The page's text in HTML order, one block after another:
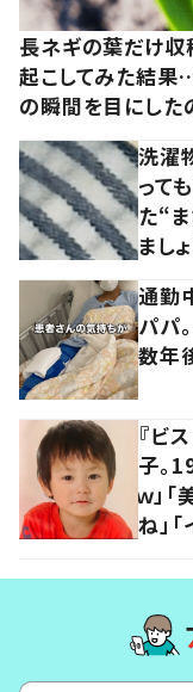
長ネギの葉だけ
起こしてみた結果
の瞬間を目にした
洗濯
って
た“
まし
通勤
パパ
数年
『ビ
子。
ｗ」
ね」「